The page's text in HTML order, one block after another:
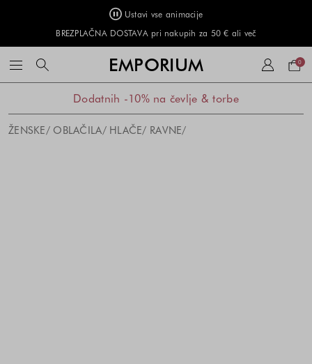
Ustavi vse animacije
BREZPLAČNA DOSTAVA pri nakupih za 50 € ali več
EMPORIUM 0
Dodatnih -10% na čevlje & torbe
ŽENSKE OBLAČILA HLAČE RAVNE